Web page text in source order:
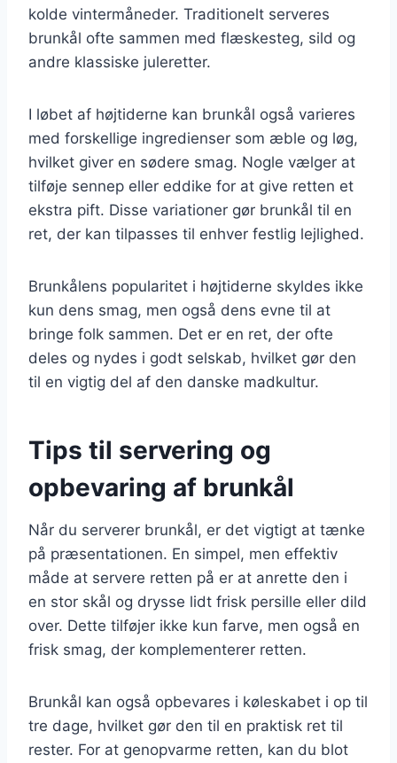
kolde vintermåneder. Traditionelt serveres
brunkål ofte sammen med flæskesteg, sild og
andre klassiske juleretter.
I løbet af højtiderne kan brunkål også varieres
med forskellige ingredienser som æble og løg,
hvilket giver en sødere smag. Nogle vælger at
tilføje sennep eller eddike for at give retten et
ekstra pift. Disse variationer gør brunkål til en
ret, der kan tilpasses til enhver festlig lejlighed.
Brunkålens popularitet i højtiderne skyldes ikke
kun dens smag, men også dens evne til at
bringe folk sammen. Det er en ret, der ofte
deles og nydes i godt selskab, hvilket gør den
til en vigtig del af den danske madkultur.
Tips til servering og
opbevaring af brunkål
Når du serverer brunkål, er det vigtigt at tænke
på præsentationen. En simpel, men effektiv
måde at servere retten på er at anrette den i
en stor skål og drysse lidt frisk persille eller dild
over. Dette tilføjer ikke kun farve, men også en
frisk smag, der komplementerer retten.
Brunkål kan også opbevares i køleskabet i op til
tre dage, hvilket gør den til en praktisk ret til
rester. For at genopvarme retten, kan du blot